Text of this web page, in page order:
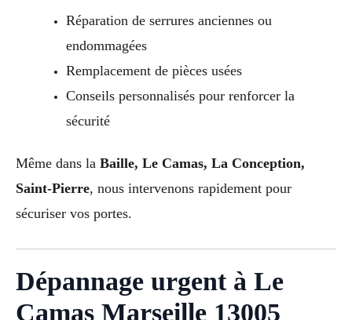
Réparation de serrures anciennes ou
endommagées
Remplacement de pièces usées
Conseils personnalisés pour renforcer la
sécurité
Même dans la Baille, Le Camas, La Conception,
Saint-Pierre, nous intervenons rapidement pour
sécuriser vos portes.
Dépannage urgent à Le
Camas Marseille 13005